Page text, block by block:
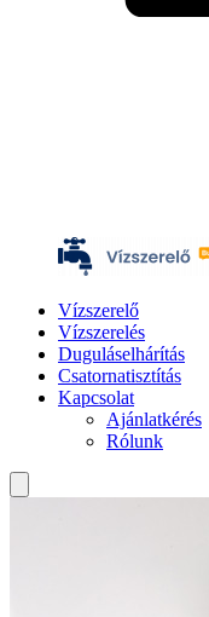
Vízszerelő
Vízszerelés
Duguláselhárítás
Csatornatisztítás
Kapcsolat
Ajánlatkérés
Rólunk